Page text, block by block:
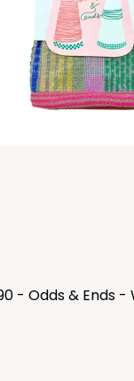
- Odds & Ends -